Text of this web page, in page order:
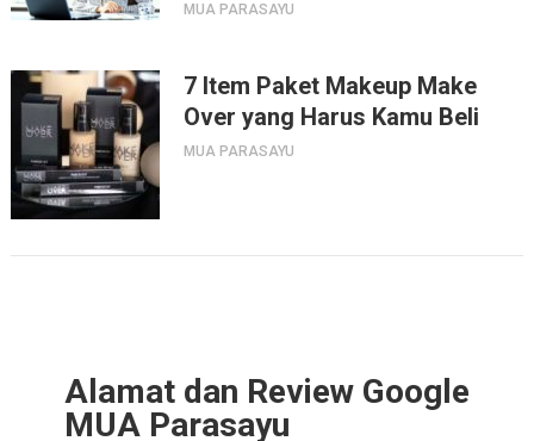
MUA PARASAYU
7 Item Paket Makeup Make
Over yang Harus Kamu Beli
MUA PARASAYU
Alamat dan Review Google
MUA Parasayu